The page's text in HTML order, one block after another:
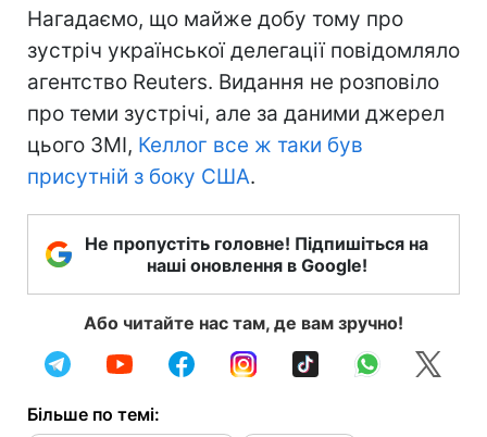
Нагадаємо, що майже добу тому про
зустріч української делегації повідомляло
агентство Reuters. Видання не розповіло
про теми зустрічі, але за даними джерел
цього ЗМІ, Келлог все ж таки був
присутній з боку США.
Не пропустіть головне! Підпишіться на
наші оновлення в Google!
Або читайте нас там, де вам зручно!
Більше по темі: